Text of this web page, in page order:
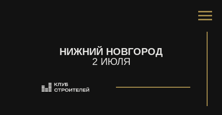
НИЖНИЙ НОВГОРОД
2 ИЮЛЯ